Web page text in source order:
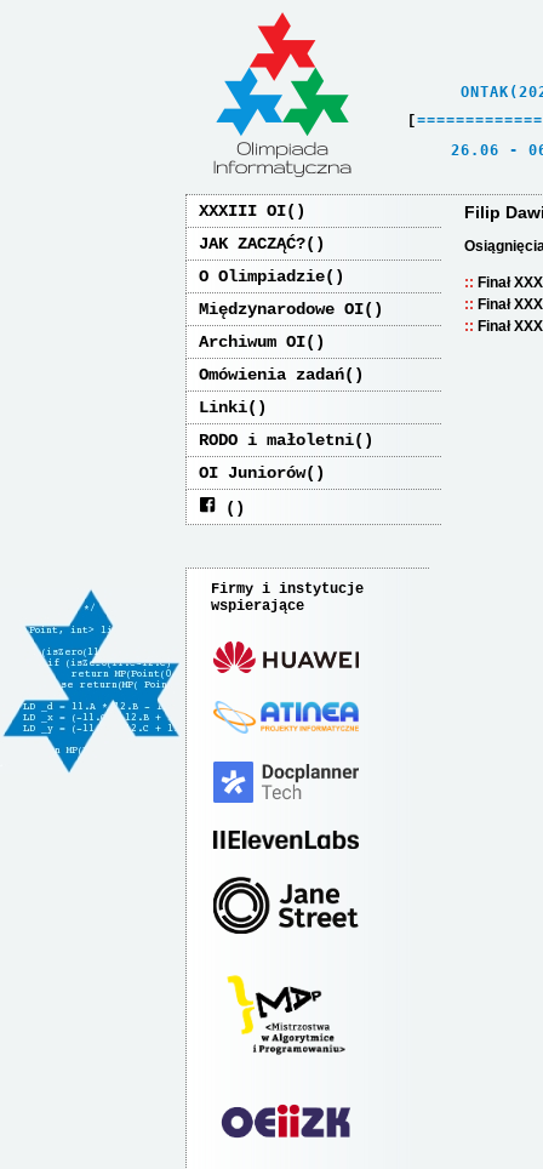
[ =============
26.06
XXXIII OI
JAK ZACZĄĆ?
O Olimpiadzie
Międzynarodowe OI
Archiwum OI
Omówienia zadań
Linki
RODO i małoletni
OI Juniorów
Firmy i instytucje
wspierające
Filip
Finał
Finał
Finał